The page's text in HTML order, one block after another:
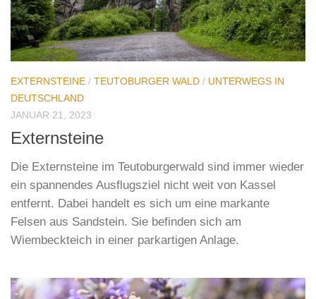
EXTERNSTEINE / TEUTOBURGER WALD / UNTERWEGS IN
DEUTSCHLAND
JANUAR 21, 2023
Externsteine
Die Externsteine im Teutoburgerwald sind immer wieder
ein spannendes Ausflugsziel nicht weit von Kassel
entfernt. Dabei handelt es sich um eine markante
Felsen aus Sandstein. Sie befinden sich am
Wiembeckteich in einer parkartigen Anlage.